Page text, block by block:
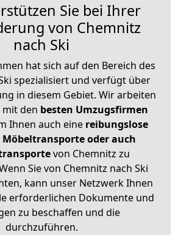
Sie bei Ihrer
von Chemnitz
nach Ski
hat sich auf den Bereich des
spezialisiert und verfügt über
in diesem Gebiet. Wir arbeiten
mit den besten Umzugsfirmen
Ihnen auch eine reibungslose
oder auch
von Chemnitz zu
Sie von Chemnitz nach Ski
kann unser Netzwerk Ihnen
erforderlichen Dokumente und
zu beschaffen und die
durchzuführen.